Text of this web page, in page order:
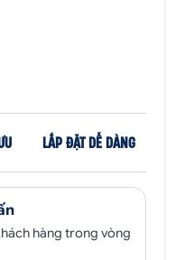
LẮP ĐẶT DỄ DÀNG
hàng trong vòng